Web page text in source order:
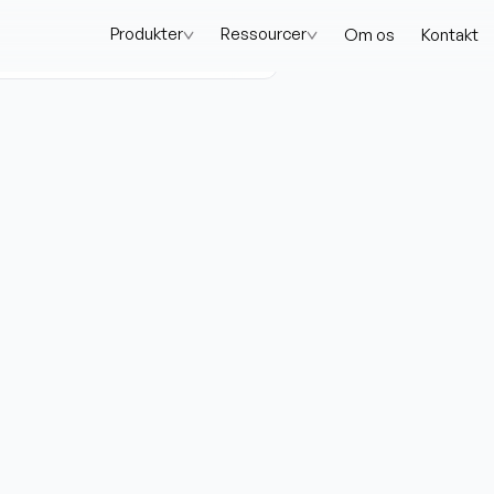
Produkter Ressourcer Om os Kontakt
Kontakt Log ind